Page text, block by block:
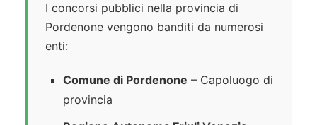
I concorsi pubblici nella provincia di
Pordenone vengono banditi da numerosi
enti:
Comune di Pordenone – Capoluogo di
provincia